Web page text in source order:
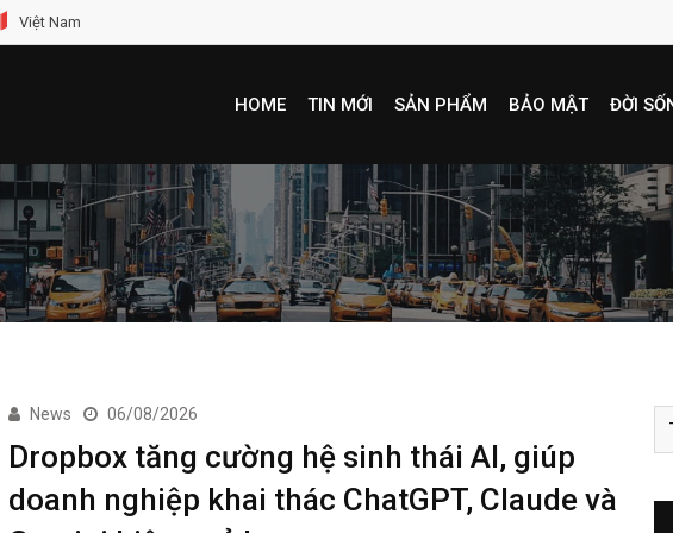
Việt Nam
HOME TIN MỚI SẢN PHẨM BẢO MẬT ĐỜI
News 06/08/2026
Dropbox tăng cường hệ sinh thái AI, giúp
doanh nghiệp khai thác ChatGPT, Claude và